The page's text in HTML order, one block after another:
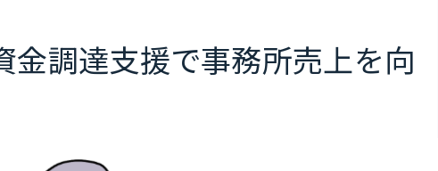
金調達支援で事務所売上を向